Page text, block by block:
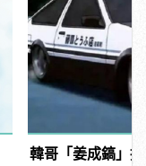
韓哥「姜成鎬」